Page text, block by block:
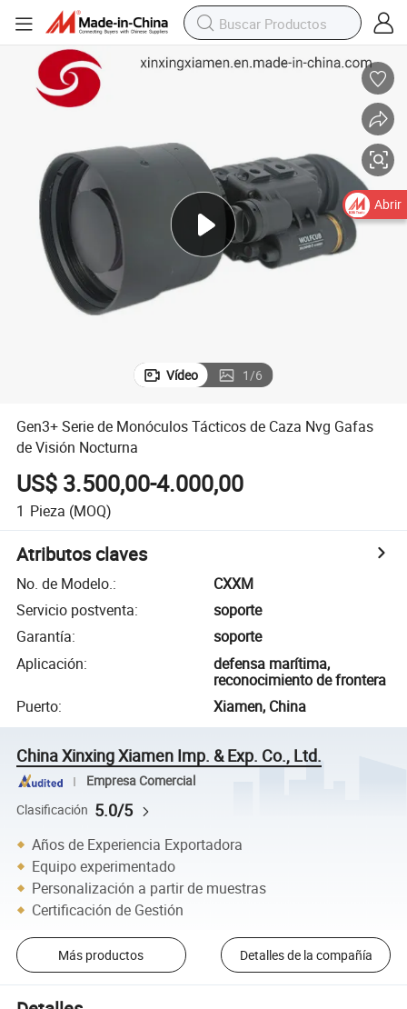
Vídeo 1/6
Gen3+ Serie de Monóculos Tácticos de Caza Nvg Gafas
de Visión Nocturna
US$ 3.500,00-4.000,00
1 Pieza (MOQ)
Atributos claves
No. de Modelo.:
CXXM
Servicio postventa:
soporte
Garantía:
soporte
Aplicación:
defensa marítima,
reconocimiento de frontera
Puerto: Xiamen, China
China Xinxing Xiamen Imp. & Exp. Co., Ltd.
Empresa Comercial
Clasificación 5.0/5
Años de Experiencia Exportadora
Equipo experimentado
Personalización a partir de muestras
Certificación de Gestión
Más productos Detalles de la compañía
Abrir